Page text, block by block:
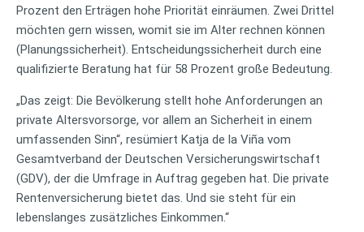
Prozent den Erträgen hohe Priorität einräumen. Zwei Drittel
möchten gern wissen, womit sie im Alter rechnen können
(Planungssicherheit). Entscheidungssicherheit durch eine
qualifizierte Beratung hat für 58 Prozent große Bedeutung.
„Das zeigt: Die Bevölkerung stellt hohe Anforderungen an
private Altersvorsorge, vor allem an Sicherheit in einem
umfassenden Sinn“, resümiert Katja de la Viña vom
Gesamtverband der Deutschen Versicherungswirtschaft
(GDV), der die Umfrage in Auftrag gegeben hat. Die private
Rentenversicherung bietet das. Und sie steht für ein
lebenslanges zusätzliches Einkommen.“